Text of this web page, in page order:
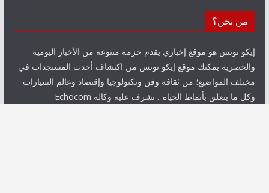
من نحن؟
إيكو تونس هو موقع إخباري يقدم حزمة متنوعة من الأخبار اليومية
والحصرية يمكنك موقع إيكو تونس من اكتشاف أحدث المستجدات في
مختلف المواضيع؛ من ثقافة وفن وتكنولوجيا وإقتصاد وعالم السيارات
وكل ما يتعلق بأنماط الحياة... تشرف عليه وكالة Echocom